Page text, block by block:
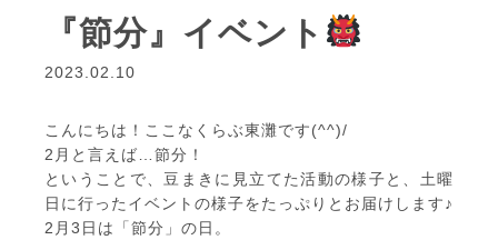
『節分』イベント
2023.02.10
こんにちは！ここなくらぶ東灘です(^^)/
2月と言えば…節分！
ということで、豆まきに見立てた活動の様子と、土曜
日に行ったイベントの様子をたっぷりとお届けします♪
2月3日は「節分」の日。